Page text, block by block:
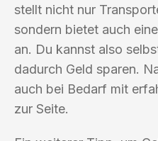
stellt nicht nur
sondern bietet auch
an. Du kannst also
dadurch Geld sparen.
auch bei Bedarf mit
zur Seite.